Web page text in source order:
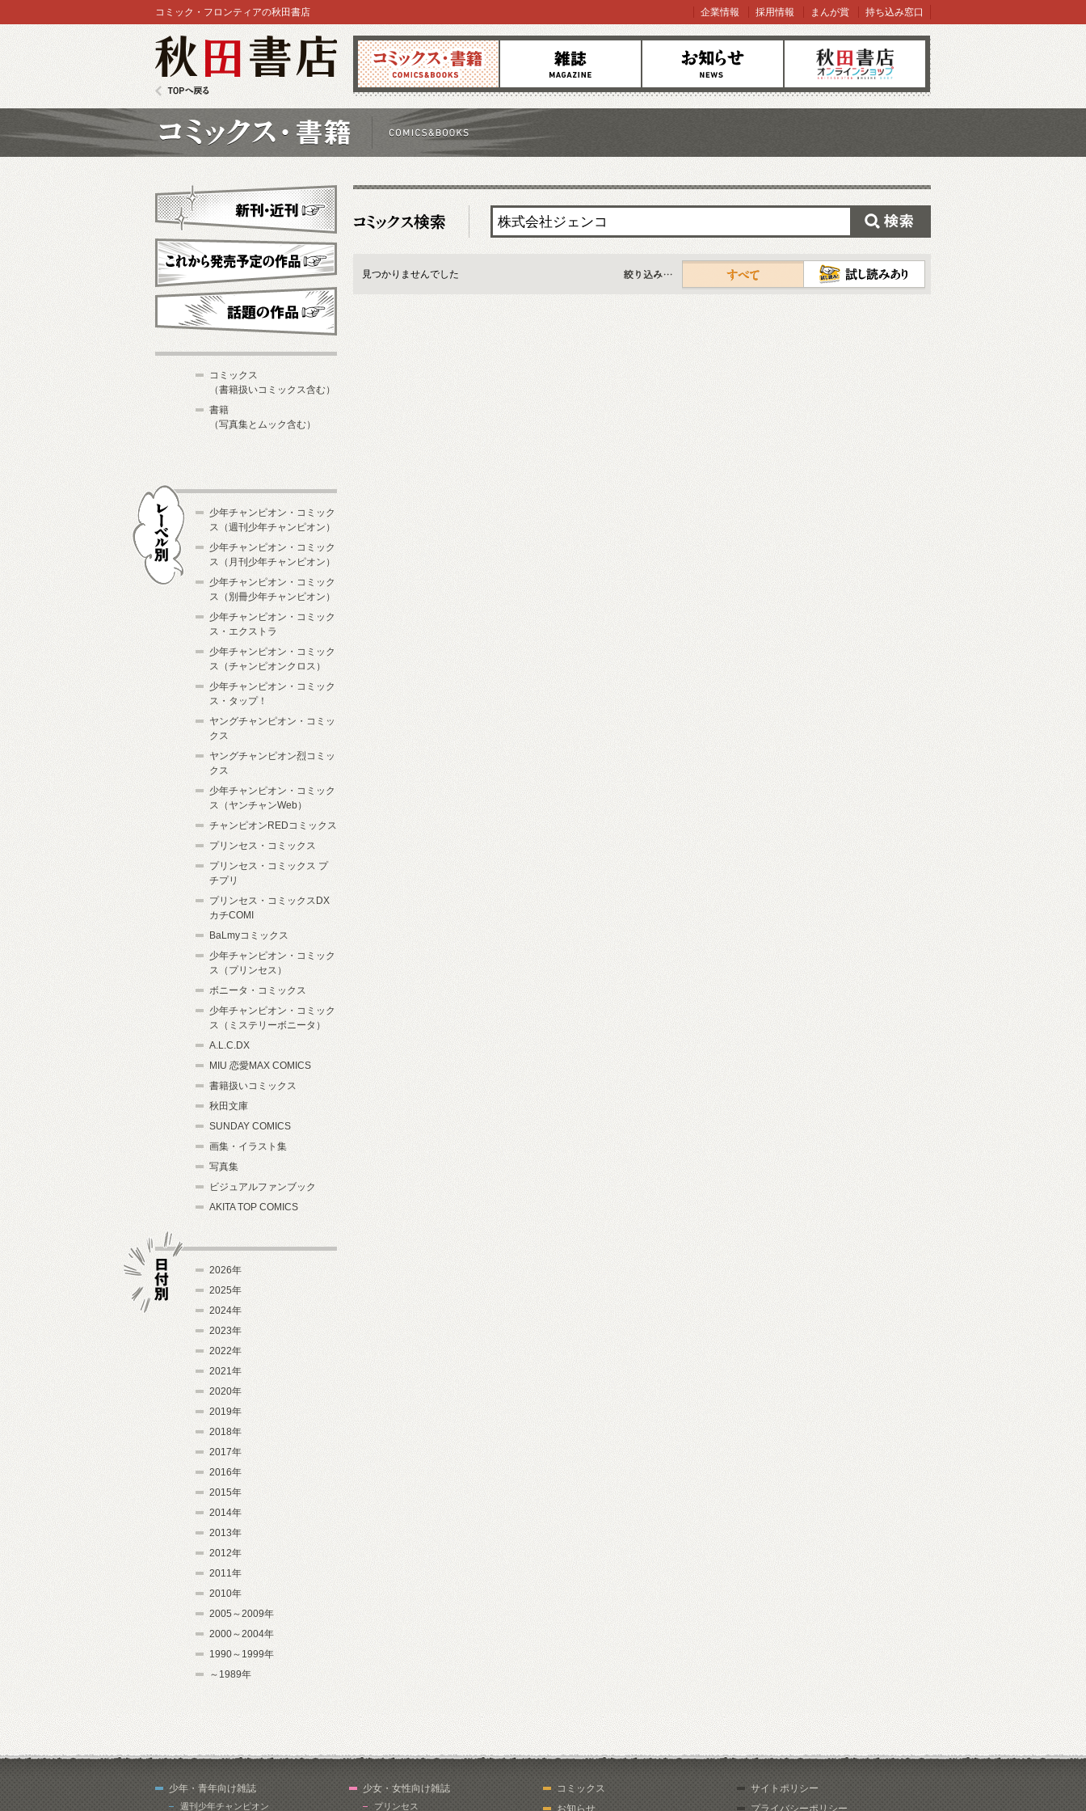
コミックス 雑誌 お知らせ オンラインショップ
コミック・フロンティアの秋田書店 企業情報 採用情報 まんが賞 持ち込み窓口
見つかりませんでした
すべて
新刊・近刊
これから発売予定
コミックス
（書籍扱いコミックス含む）
書籍
（写真集とムック含む）
少年チャンピオン・コミック
ス（週刊少年チャンピオン）
少年チャンピオン・コミック
ス（月刊少年チャンピオン）
少年チャンピオン・コミック
ス（別冊少年チャンピオン）
少年チャンピオン・コミック
ス・エクストラ
少年チャンピオン・コミック
ス（チャンピオンクロス）
少年チャンピオン・コミック
ス・タップ！
ヤングチャンピオン・コミッ
クス
ヤングチャンピオン烈コミッ
クス
少年チャンピオン・コミック
ス（ヤンチャンWeb）
チャンピオンREDコミックス
プリンセス・コミックス
プリンセス・コミックス プ
チプリ
プリンセス・コミックスDX
カチCOMI
BaLmyコミックス
少年チャンピオン・コミック
ス（プリンセス）
ボニータ・コミックス
少年チャンピオン・コミック
ス（ミステリーボニータ）
A.L.C.DX
MIU 恋愛MAX COMICS
書籍扱いコミックス
秋田文庫
SUNDAY COMICS
画集・イラスト集
写真集
ビジュアルファンブック
AKITA TOP COMICS
2026年
2025年
2024年
2023年
2022年
2021年
2020年
2019年
2018年
2017年
2016年
2015年
2014年
2013年
2012年
2011年
2010年
2005～2009年
2000～2004年
1990～1999年
～1989年
少年・青年向け雑誌
週刊少年チャンピオン
少女・女性向け雑誌
プリンセス
コミックス
お知らせ
サイトポリシー
プライバシーポリシー